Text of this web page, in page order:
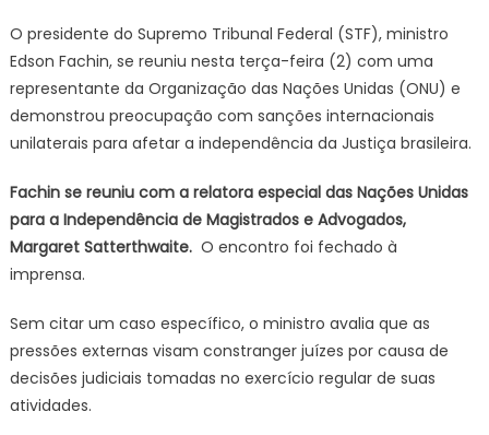
Justiça
brasileira
Fachin
O presidente do Supremo Tribunal Federal (STF), ministro
Edson Fachin, se reuniu nesta terça-feira (2) com uma
representante da Organização das Nações Unidas (ONU) e
demonstrou preocupação com sanções internacionais
unilaterais para afetar a independência da Justiça brasileira.
Fachin se reuniu com a relatora especial das Nações Unidas
para a Independência de Magistrados e Advogados,
Margaret Satterthwaite.O encontro foi fechado à
imprensa.
Sem citar um caso específico, o ministro avalia que as
pressões externas visam constranger juízes por causa de
decisões judiciais tomadas no exercício regular de suas
atividades.